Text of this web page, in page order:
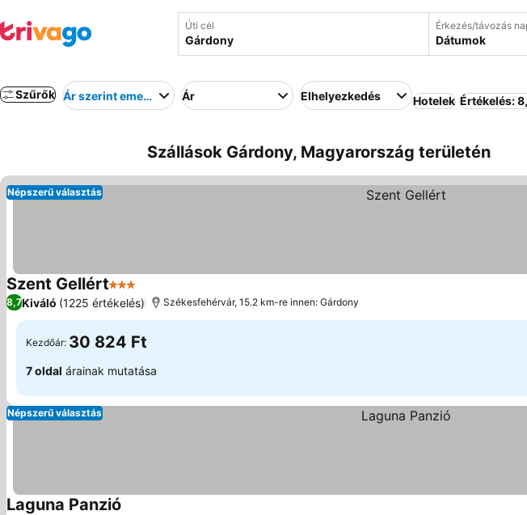
Úti cél Érkezés/távozás
Dátumok
Szűrők Ár szerint emelkedő Ár Elhelyezkedés Hotelek Értékelés:
Szállások Gárdony, Magyarország területén
Népszerű választás
Szent Gellért3 Kategória
8,7Kiváló (1225 értékelés) Székesfehérvár, 15.2 km-re innen: Gárdony
Kezdőár: 30 824 Ft
7 oldal árainak mutatása
Népszerű választás
Laguna Panzió